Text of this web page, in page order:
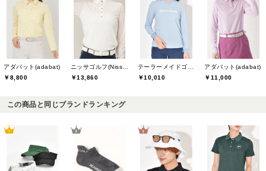
アダバット(adabat)
￥8,800
ニッサゴルフ(Nissa Golf)
￥13,860
テーラーメイドゴルフ(TaylorMade Golf)
￥10,010
アダバット(adabat)
￥11,000
この商品と同じブランドランキング